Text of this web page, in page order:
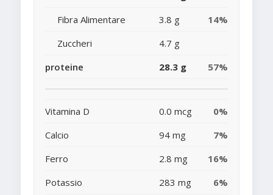
Fibra Alimentare
3.8 g
14%
Zuccheri
4.7 g
proteine
28.3 g 57%
Vitamina D 0.0 mcg
0%
Calcio
94 mg
7%
Ferro
2.8 mg
16%
Potassio
283 mg 6%